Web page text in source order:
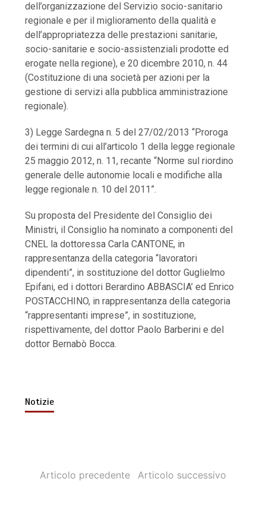
dell’organizzazione del Servizio socio-sanitario
regionale e per il miglioramento della qualità e
dell’appropriatezza delle prestazioni sanitarie,
socio-sanitarie e socio-assistenziali prodotte ed
erogate nella regione), e 20 dicembre 2010, n. 44
(Costituzione di una società per azioni per la
gestione di servizi alla pubblica amministrazione
regionale).
3) Legge Sardegna n. 5 del 27/02/2013 “Proroga
dei termini di cui all’articolo 1 della legge regionale
25 maggio 2012, n. 11, recante “Norme sul riordino
generale delle autonomie locali e modifiche alla
legge regionale n. 10 del 2011”.
Su proposta del Presidente del Consiglio dei
Ministri, il Consiglio ha nominato a componenti del
CNEL la dottoressa Carla CANTONE, in
rappresentanza della categoria “lavoratori
dipendenti”, in sostituzione del dottor Guglielmo
Epifani, ed i dottori Berardino ABBASCIA’ ed Enrico
POSTACCHINO, in rappresentanza della categoria
“rappresentanti imprese”, in sostituzione,
rispettivamente, del dottor Paolo Barberini e del
dottor Bernabò Bocca.
Notizie
Articolo precedente Articolo successivo